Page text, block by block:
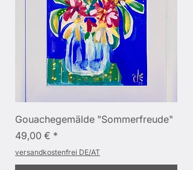
Gouachegemälde "Sommerfreude"
Preis
49,00 €
versandkostenfrei DE/AT